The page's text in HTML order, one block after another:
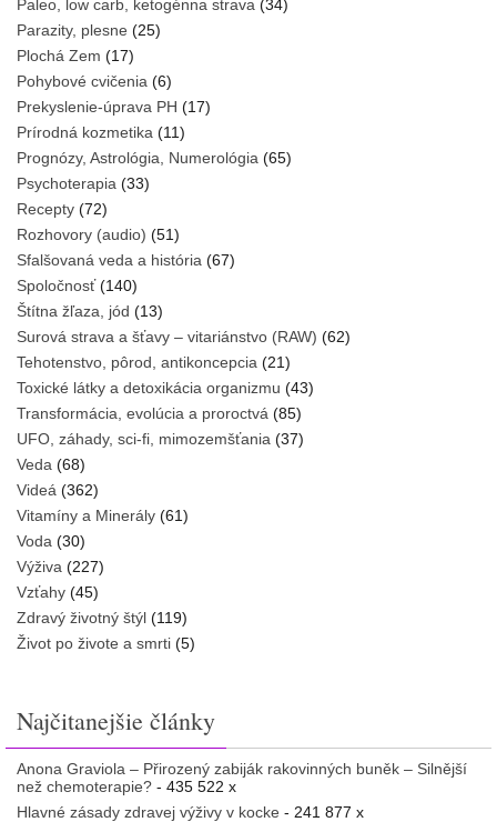
Paleo, low carb, ketogénna strava (34)
Parazity, plesne (25)
Plochá Zem (17)
Pohybové cvičenia (6)
Prekyslenie-úprava PH (17)
Prírodná kozmetika (11)
Prognózy, Astrológia, Numerológia (65)
Psychoterapia (33)
Recepty (72)
Rozhovory (audio) (51)
Sfalšovaná veda a história (67)
Spoločnosť(140)
Štítna žľaza, jód (13)
Surová strava a šťavy – vitariánstvo (RAW) (62)
Tehotenstvo, pôrod, antikoncepcia (21)
Toxické látky a detoxikácia organizmu (43)
Transformácia, evolúcia a proroctvá (85)
UFO, záhady, sci-fi, mimozemšťania (37)
Veda (68)
Videá (362)
Vitamíny a Minerály (61)
Voda (30)
Výživa (227)
Vzťahy (45)
Zdravý životný štýl (119)
Život po živote a smrti (5)
Najčitanejšie články
Anona Graviola – Přirozený zabiják rakovinných buněk – Silnější
než chemoterapie? - 435 522 x
Hlavné zásady zdravej výživy v kocke - 241 877 x